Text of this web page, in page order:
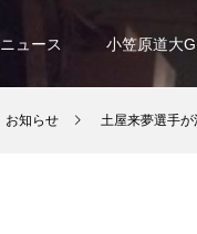
ニュース 小笠原道大
お知らせ 土屋来夢選手